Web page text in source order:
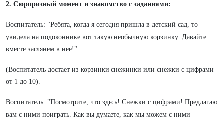
2. Сюрпризный момент и знакомство с заданиями:
Воспитатель: "Ребята, когда я сегодня пришла в детский сад, то
увидела на подоконнике вот такую необычную корзинку. Давайте
вместе заглянем в нее!"
(Воспитатель достает из корзинки снежинки или снежки с цифрами
от 1 до 10).
Воспитатель: "Посмотрите, что здесь! Снежки с цифрами! Предлагаю
вам с ними поиграть. Как вы думаете, как мы можем с ними